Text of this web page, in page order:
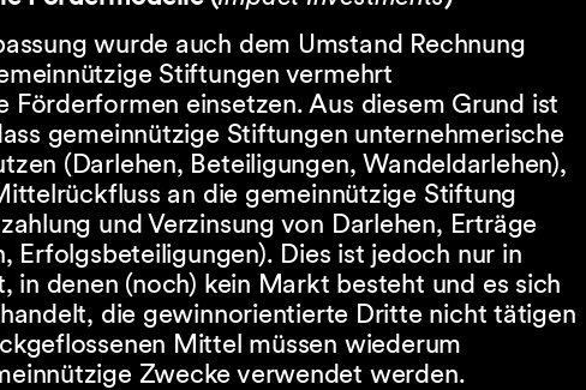
wurde auch dem Umstand Rechnung
Stiftungen vermehrt
Förderformen einsetzen. Aus diesem Grund ist
gemeinnützige Stiftungen unternehmerische
(Darlehen, Beteiligungen, Wandeldarlehen),
an die gemeinnützige Stiftung
und Verzinsung von Darlehen, Erträge
Erfolgsbeteiligungen). Dies ist jedoch nur in
in denen (noch) kein Markt besteht und es sich
die gewinnorientierte Dritte nicht tätigen
Mittel müssen wiederum
Zwecke verwendet werden.